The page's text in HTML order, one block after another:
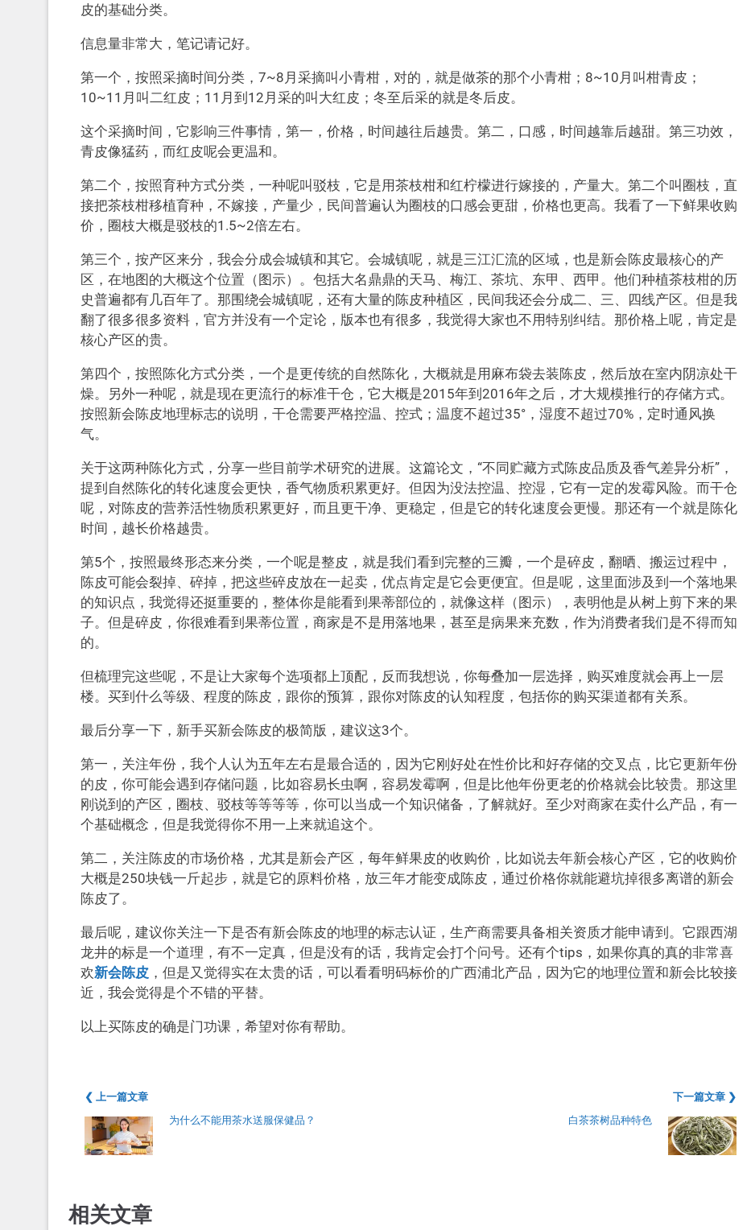
皮的基础分类。
信息量非常大，笔记请记好。
第一个，按照采摘时间分类，7~8月采摘叫小青柑，对的，就是做茶的那个小青柑；8~10月叫柑青皮；
10~11月叫二红皮；11月到12月采的叫大红皮；冬至后采的就是冬后皮。
这个采摘时间，它影响三件事情，第一，价格，时间越往后越贵。第二，口感，时间越靠后越甜。第三功效，
青皮像猛药，而红皮呢会更温和。
第二个，按照育种方式分类，一种呢叫驳枝，它是用茶枝柑和红柠檬进行嫁接的，产量大。第二个叫圈枝，直
接把茶枝柑移植育种，不嫁接，产量少，民间普遍认为圈枝的口感会更甜，价格也更高。我看了一下鲜果收购
价，圈枝大概是驳枝的1.5~2倍左右。
第三个，按产区来分，我会分成会城镇和其它。会城镇呢，就是三江汇流的区域，也是新会陈皮最核心的产
区，在地图的大概这个位置（图示）。包括大名鼎鼎的天马、梅江、茶坑、东甲、西甲。他们种植茶枝柑的历
史普遍都有几百年了。那围绕会城镇呢，还有大量的陈皮种植区，民间我还会分成二、三、四线产区。但是我
翻了很多很多资料，官方并没有一个定论，版本也有很多，我觉得大家也不用特别纠结。那价格上呢，肯定是
核心产区的贵。
第四个，按照陈化方式分类，一个是更传统的自然陈化，大概就是用麻布袋去装陈皮，然后放在室内阴凉处干
燥。另外一种呢，就是现在更流行的标准干仓，它大概是2015年到2016年之后，才大规模推行的存储方式。
按照新会陈皮地理标志的说明，干仓需要严格控温、控式；温度不超过35°，湿度不超过70%，定时通风换
气。
关于这两种陈化方式，分享一些目前学术研究的进展。这篇论文，“不同贮藏方式陈皮品质及香气差异分析”，
提到自然陈化的转化速度会更快，香气物质积累更好。但因为没法控温、控湿，它有一定的发霉风险。而干仓
呢，对陈皮的营养活性物质积累更好，而且更干净、更稳定，但是它的转化速度会更慢。那还有一个就是陈化
时间，越长价格越贵。
第5个，按照最终形态来分类，一个呢是整皮，就是我们看到完整的三瓣，一个是碎皮，翻晒、搬运过程中，
陈皮可能会裂掉、碎掉，把这些碎皮放在一起卖，优点肯定是它会更便宜。但是呢，这里面涉及到一个落地果
的知识点，我觉得还挺重要的，整体你是能看到果蒂部位的，就像这样（图示），表明他是从树上剪下来的果
子。但是碎皮，你很难看到果蒂位置，商家是不是用落地果，甚至是病果来充数，作为消费者我们是不得而知
的。
但梳理完这些呢，不是让大家每个选项都上顶配，反而我想说，你每叠加一层选择，购买难度就会再上一层
楼。买到什么等级、程度的陈皮，跟你的预算，跟你对陈皮的认知程度，包括你的购买渠道都有关系。
最后分享一下，新手买新会陈皮的极简版，建议这3个。
第一，关注年份，我个人认为五年左右是最合适的，因为它刚好处在性价比和好存储的交叉点，比它更新年份
的皮，你可能会遇到存储问题，比如容易长虫啊，容易发霉啊，但是比他年份更老的价格就会比较贵。那这里
刚说到的产区，圈枝、驳枝等等等等，你可以当成一个知识储备，了解就好。至少对商家在卖什么产品，有一
个基础概念，但是我觉得你不用一上来就追这个。
第二，关注陈皮的市场价格，尤其是新会产区，每年鲜果皮的收购价，比如说去年新会核心产区，它的收购价
大概是250块钱一斤起步，就是它的原料价格，放三年才能变成陈皮，通过价格你就能避坑掉很多离谱的新会
陈皮了。
最后呢，建议你关注一下是否有新会陈皮的地理的标志认证，生产商需要具备相关资质才能申请到。它跟西湖
龙井的标是一个道理，有不一定真，但是没有的话，我肯定会打个问号。还有个tips，如果你真的真的非常喜
欢新会陈皮，但是又觉得实在太贵的话，可以看看明码标价的广西浦北产品，因为它的地理位置和新会比较接
近，我会觉得是个不错的平替。
以上买陈皮的确是门功课，希望对你有帮助。
❮ 上一篇文章
为什么不能用茶水送服保健品？
下一篇文章 ❯
白茶茶树品种特色
相关文章